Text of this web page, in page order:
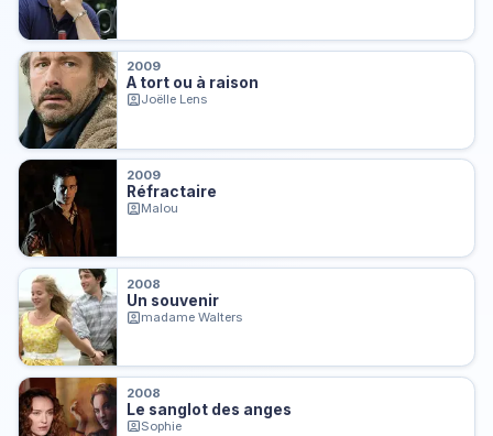
2009
A tort ou à raison
Joëlle Lens
2009
Réfractaire
Malou
2008
Un souvenir
madame Walters
2008
Le sanglot des anges
Sophie